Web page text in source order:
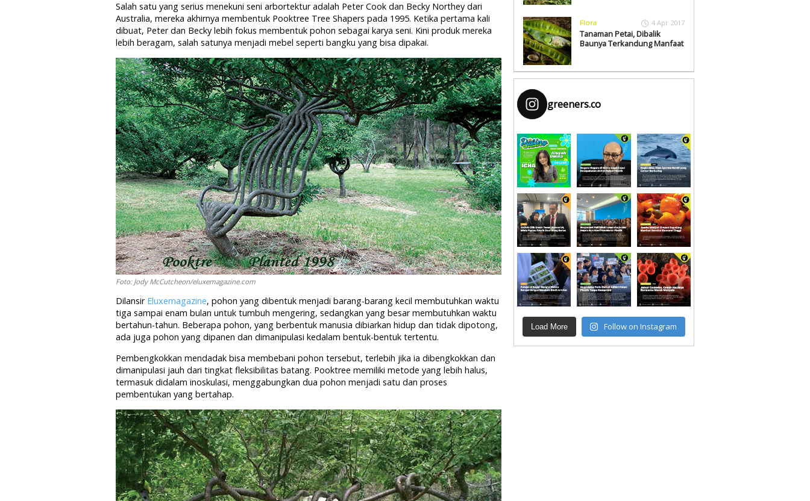
Salah satu yang serius menekuni seni arbortektur adalah Peter Cook dan Becky Northey dari
Australia, mereka akhirnya membentuk Pooktree Tree Shapers pada 1995. Ketika pertama kali
dibuat, Peter dan Becky lebih fokus membentuk pohon sebagai karya seni. Kini produk mereka
lebih beragam, salah satunya menjadi mebel seperti bangku yang bisa dipakai.
Foto: Jody McCutcheon/eluxemagazine.com
DilansirEluxemagazine, pohon yang dibentuk menjadi barang-barang kecil membutuhkan waktu
tiga sampai enam bulan untuk tumbuh mengering, sedangkan yang besar membutuhkan waktu
bertahun-tahun. Beberapa pohon, yang berbentuk manusia dibiarkan hidup dan tidak dipotong,
ada juga pohon yang dipanen dan dimanipulasi kedalam bentuk-bentuk tertentu.
Pembengkokkan mendadak bisa membebani pohon tersebut, terlebih jika ia dibengkokkan dan
dimanipulasi jauh dari tingkat fleksibilitas batang. Pooktree memiliki metode yang lebih halus,
termasuk didalam inoskulasi, menggabungkan dua pohon menjadi satu dan proses
pembentukan yang bertahap.
Flora 4 Apr 2017
Tanaman Petai, Dibalik
Baunya Terkandung Manfaat
greeners.co
Load More Follow on Instagram